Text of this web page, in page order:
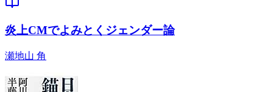
炎上CMでよみとくジェンダー論
瀬地山 角